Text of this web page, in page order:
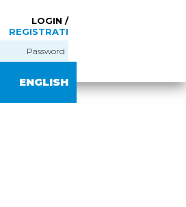
LOGIN /
REGISTRATI
ENGLISH